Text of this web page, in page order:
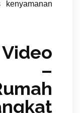
kenyamanan
–